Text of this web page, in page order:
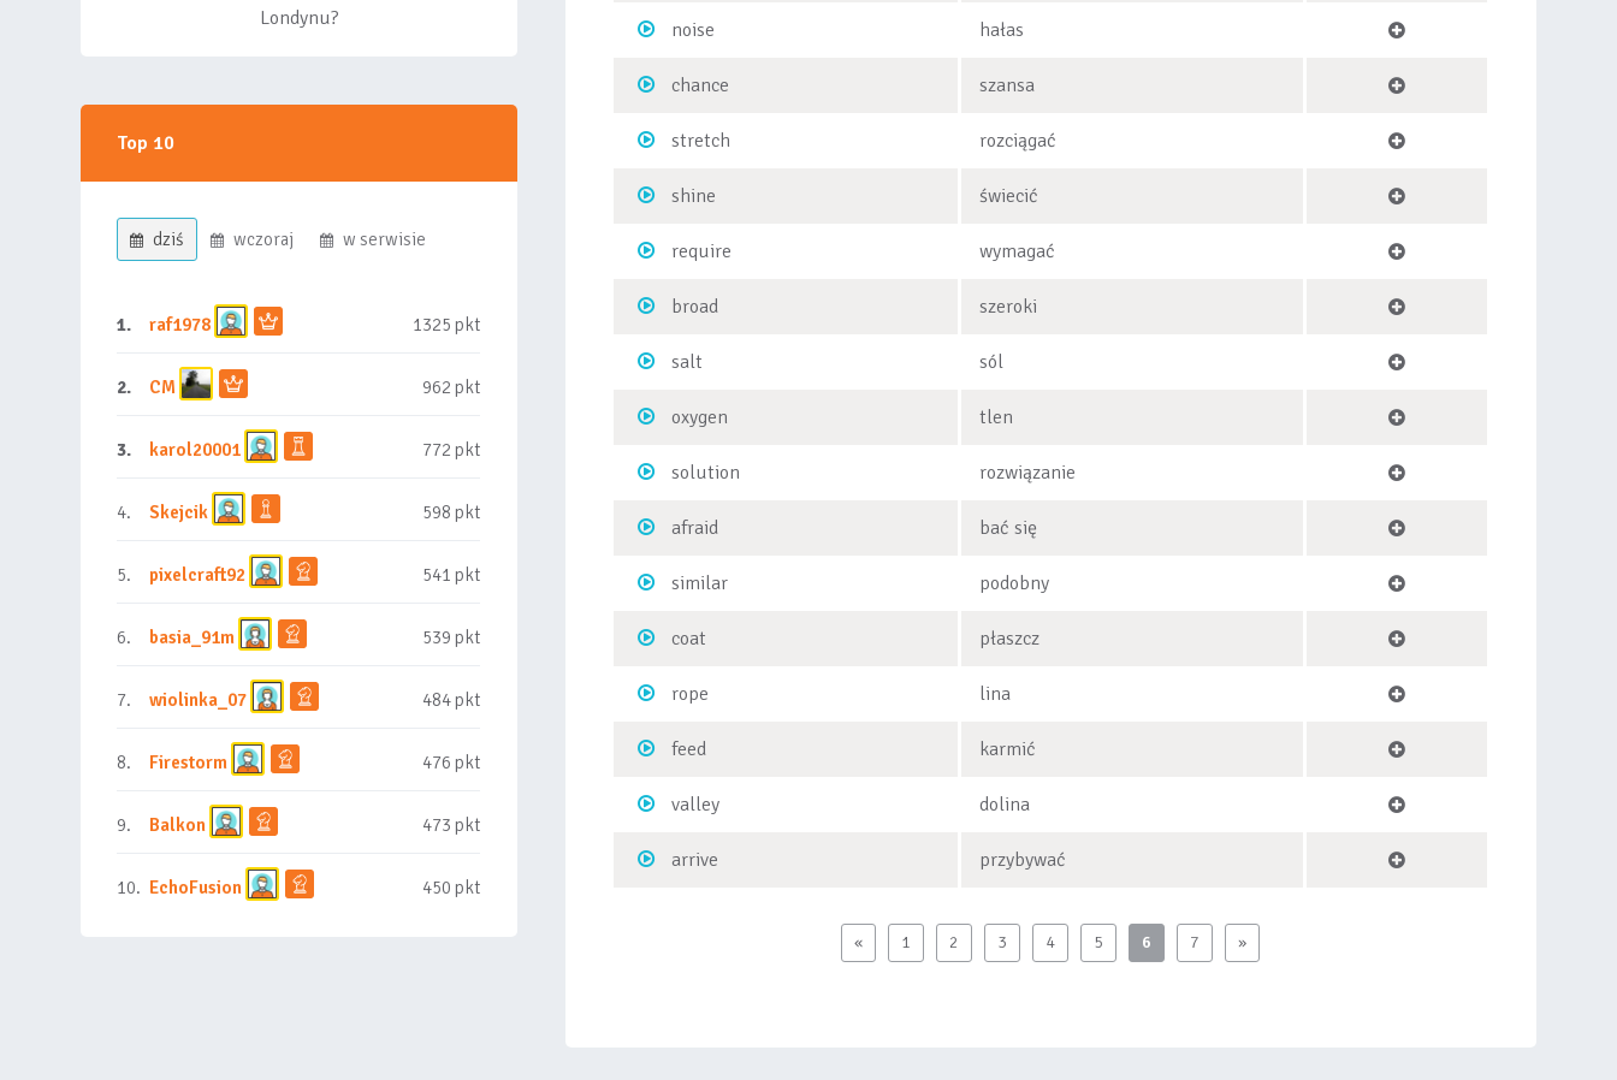
Londynu?
Top 10
dziś wczoraj w serwisie
1. raf1978 1325 pkt
2. CM 962 pkt
3. karol20001 772 pkt
4. Skejcik 598 pkt
5. pixelcraft92 541 pkt
6. basia_91m 539 pkt
7. wiolinka_07 484 pkt
8. Firestorm 476 pkt
9. Balkon 473 pkt
10. EchoFusion 450 pkt
noise hałas
chance szansa
stretch rozciągać
shine świecić
require wymagać
broad szeroki
salt sól
oxygen tlen
solution rozwiązanie
afraid bać się
similar podobny
coat płaszcz
rope lina
feed karmić
valley dolina
arrive przybywać
« 1 2 3 4 5 6 7 »